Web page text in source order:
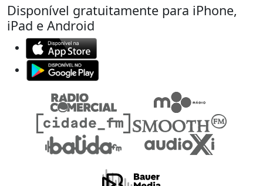
Disponível gratuitamente para iPhone,
iPad e Android